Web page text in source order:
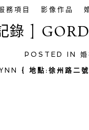
務項目 影像作品
錄 ]
POSTED IN
{ 地點:徐州路二號